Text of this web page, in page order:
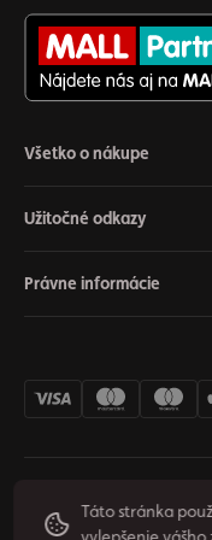
Všetko o nákupe
Užitočné odkazy
Právne informácie
Nastavenia cookies
Táto stránka